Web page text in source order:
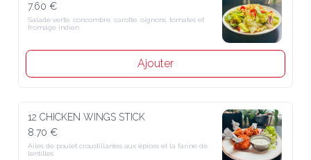
7.60 €
Salade verte, concombre, carotte, oignons, tomates et
fromage indien
Ajouter
12 CHICKEN WINGS STICK
8.70 €
Ailes de poulet croustillantes aux épices et la farine de
lentilles